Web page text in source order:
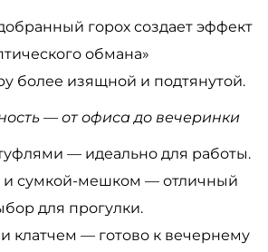
горох создает эффект
обмана»
более изящной и подтянутой.
— от офиса до вечеринки
— идеально для работы.
и сумкой-мешком — отличный
для прогулки.
клатчем — готово к вечернему